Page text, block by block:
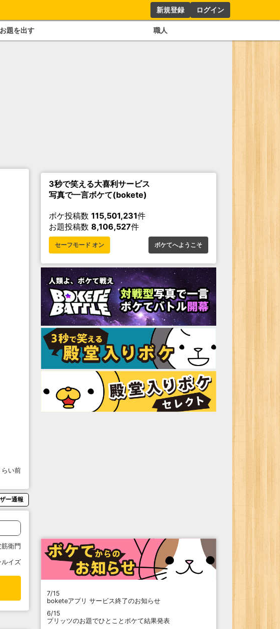
新規登録 ログイン
お題を出す 職人
らい前
ー通報
衛門
ルイズ
3秒で笑える大喜利サービス
写真で一言ボケて(bokete)
ボケ投稿数 115,501,231件
お題投稿数 8,106,527件
セーフモード オン ボケてへようこそ
7/15
boketeアプリ サービス終了のお知らせ
6/15
プリッツのお題でひとことボケて結果発表